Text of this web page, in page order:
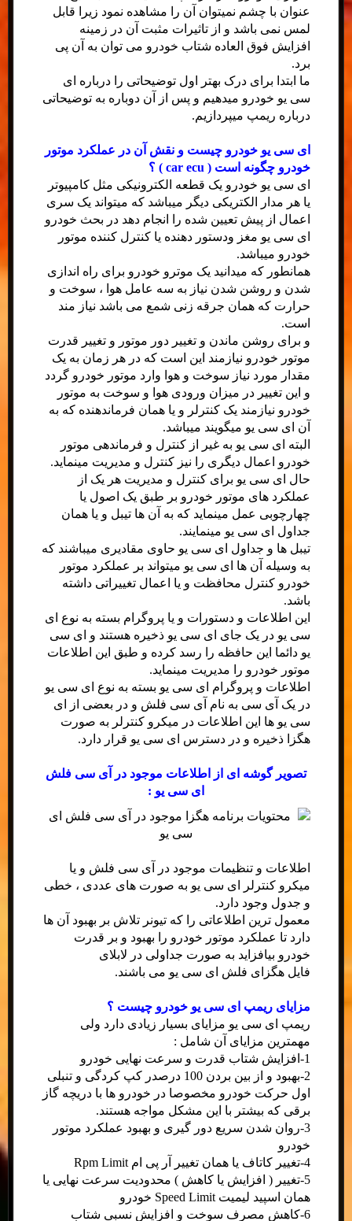
عنوان با چشم نمیتوان آن را مشاهده نمود زیرا قابل
لمس نمی باشد و از تاثیرات مثبت آن در زمینه
افزایش فوق العاده شتاب خودرو می توان به آن پی
برد.
ما ابتدا برای درک بهتر اول توضیحاتی را درباره ای
سی یو خودرو میدهیم و پس از آن دوباره به توضیحاتی
درباره ریمپ میپردازیم.
ای سی یو خودرو چیست و نقش آن در عملکرد موتور
خودرو چگونه است ( car ecu ) ؟
ای سی یو خودرو یک قطعه الکترونیکی مثل کامپیوتر
یا هر مدار الکتریکی دیگر میباشد که میتواند یک سری
اعمال از پیش تعیین شده را انجام دهد در بحث خودرو
ای سی یو مغز ودستور دهنده یا کنترل کننده موتور
خودرو میباشد.
همانطور که میدانید یک موترو خودرو برای راه اندازی
شدن و روشن شدن نیاز به سه عامل هوا ، سوخت و
حرارت که همان جرقه زنی شمع می باشد نیاز مند
است.
و برای روشن ماندن و تغییر دور موتور و تغییر قدرت
موتور خودرو نیازمند این است که در هر زمان به یک
مقدار مورد نیاز سوخت و هوا وارد موتور خودرو گردد
و این تغییر در میزان ورودی هوا و سوخت به موتور
خودرو نیازمند یک کنترلر و یا همان فرماندهنده که به
آن ای سی یو میگویند میباشد.
البته ای سی یو به غیر از کنترل و فرماندهی موتور
خودرو اعمال دیگری را نیز کنترل و مدیریت مینماید.
حال ای سی یو برای کنترل و مدیریت هر یک از
عملکرد های موتور خودرو بر طبق یک اصول یا
چهارچوبی عمل مینماید که به آن ها تیبل و یا همان
جداول ای سی یو مینمایند.
تیبل ها و جداول ای سی یو حاوی مقادیری میباشند که
به وسیله آن ها ای سی یو میتواند بر عملکرد موتور
خودرو کنترل محافظت و یا اعمال تغییراتی داشته
باشد.
این اطلاعات و دستورات و یا پروگرام بسته به نوع ای
سی یو در یک جای ای سی یو ذخیره هستند و ای سی
یو دائما این حافظه را رسد کرده و طبق این اطلاعات
موتور خودرو را مدیریت مینماید.
اطلاعات و پروگرام ای سی یو بسته به نوع ای سی یو
در یک آی سی به نام آی سی فلش و در بعضی از ای
سی یو ها این اطلاعات در میکرو کنترلر به صورت
هگزا ذخیره و در دسترس ای سی یو قرار دارد.
تصویر گوشه ای از اطلاعات موجود در آی سی فلش
ای سی یو :
اطلاعات و تنظیمات موجود در آی سی فلش و یا
میکرو کنترلر ای سی یو به صورت های عددی ، خطی
و جدول وجود دارد.
معمول ترین اطلاعاتی را که تیونر تلاش بر بهبود آن ها
دارد تا عملکرد موتور خودرو را بهبود و بر قدرت
خودرو بیافزاید به صورت جداولی در لابلای
فایل هگزای فلش ای سی یو می باشند.
مزایای ریمپ ای سی یو خودرو چیست ؟
ریمپ ای سی یو مزایای بسیار زیادی دارد ولی
مهمترین مزایای آن شامل :
1-افزایش شتاب قدرت و سرعت نهایی خودرو
2-بهبود و از بین بردن 100 درصدر کپ کردگی و تنبلی
اول حرکت خودرو مخصوصا در خودرو ها با دریچه گاز
برقی که بیشتر با این مشکل مواجه هستند.
3-روان شدن سریع دور گیری و بهبود عملکرد موتور
خودرو
4-تغییر کاتاف یا همان تغییر آر پی ام Rpm Limit
5-تغییر ( افزایش یا کاهش ) محدودیت سرعت نهایی یا
همان اسپید لیمیت Speed Limit خودرو
6-کاهش مصرف سوخت و افزایش نسبی شتاب